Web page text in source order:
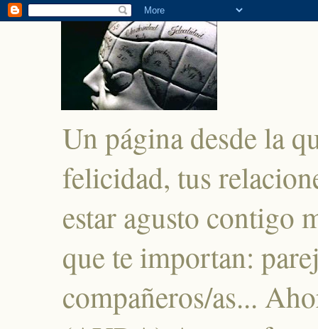
Un página desde la
felicidad, tus
estar agusto contigo
que te importan:
compañeros/as...